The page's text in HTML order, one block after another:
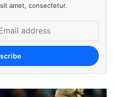
amet, consectetur.